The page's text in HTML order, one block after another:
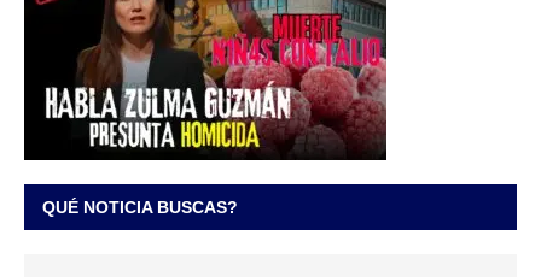
QUÉ NOTICIA BUSCAS?